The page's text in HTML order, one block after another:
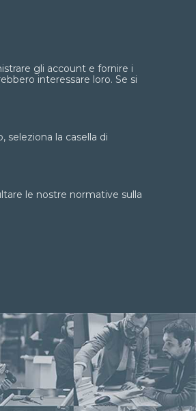
gli account e fornire i
interessare loro. Se si
la casella di
le nostre normative sulla